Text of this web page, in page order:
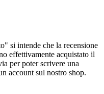
si intende che la recensione
effettivamente acquistato il
per poter scrivere una
account sul nostro shop.